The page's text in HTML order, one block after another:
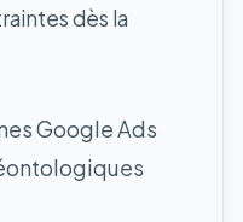
dès la
Google Ads